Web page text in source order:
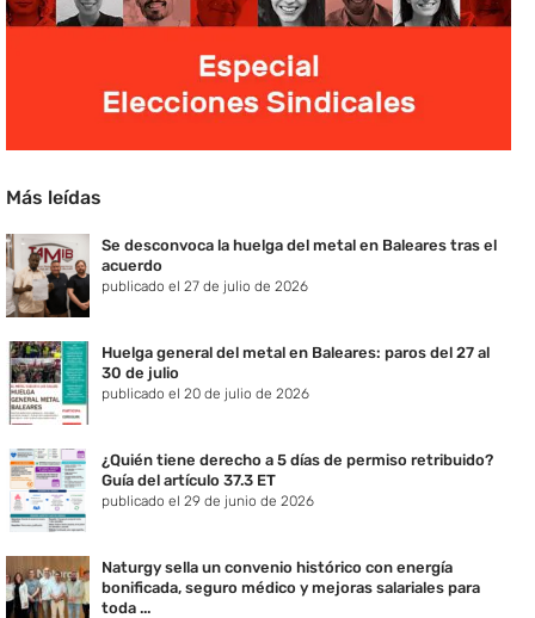
Más leídas
Se desconvoca la huelga del metal en Baleares tras el
acuerdo
publicado el 27 de julio de 2026
Huelga general del metal en Baleares: paros del 27 al
30 de julio
publicado el 20 de julio de 2026
¿Quién tiene derecho a 5 días de permiso retribuido?
Guía del artículo 37.3 ET
publicado el 29 de junio de 2026
Naturgy sella un convenio histórico con energía
bonificada, seguro médico y mejoras salariales para
toda ...